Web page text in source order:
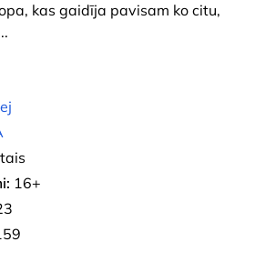
kas gaidīja pavisam ko citu,
16+